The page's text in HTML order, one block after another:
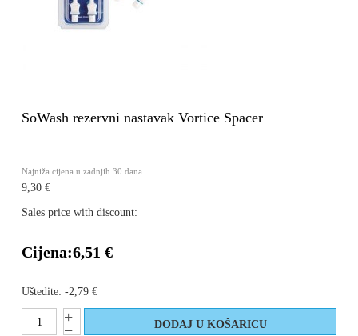
SoWash rezervni nastavak Vortice Spacer
Najniža cijena u zadnjih 30 dana
9,30 €
Sales price with discount:
Cijena:6,51 €
Uštedite: -2,79 €